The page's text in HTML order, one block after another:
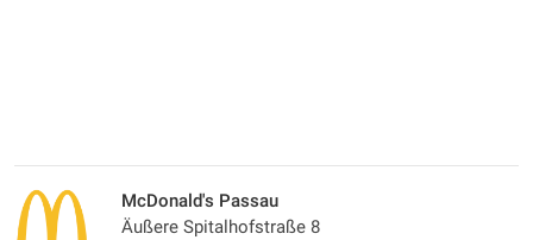
McDonald's Passau
Äußere Spitalhofstraße 8